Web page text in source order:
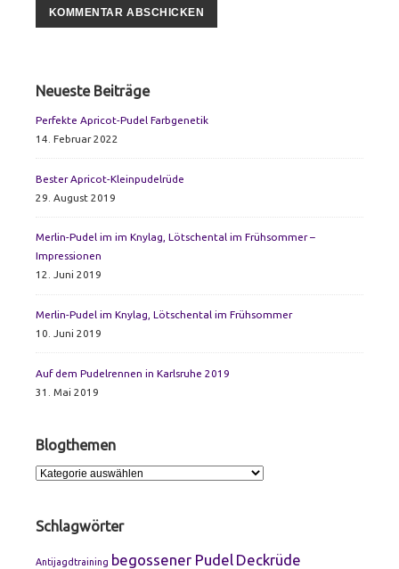
Primary
Sidebar
Neueste Beiträge
Perfekte Apricot-Pudel Farbgenetik
14. Februar 2022
Bester Apricot-Kleinpudelrüde
29. August 2019
Merlin-Pudel im im Knylag, Lötschental im Frühsommer –
Impressionen
12. Juni 2019
Merlin-Pudel im Knylag, Lötschental im Frühsommer
10. Juni 2019
Auf dem Pudelrennen in Karlsruhe 2019
31. Mai 2019
Blogthemen
Blogthemen
Schlagwörter
Antijagdtraining begossener Pudel Deckrüde